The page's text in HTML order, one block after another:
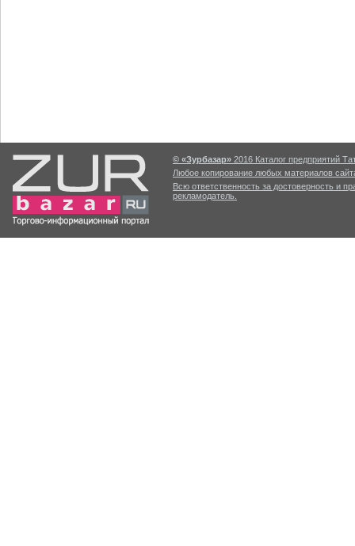
© «Зурбазар» 2016 Каталог предприятий
Любое копирование любых материалов
Всю ответственность за достоверность и
рекламодатель.